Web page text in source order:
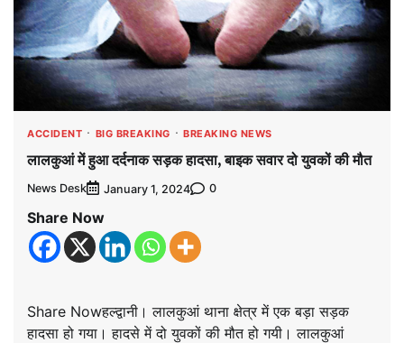
ACCIDENT BIG BREAKING BREAKING NEWS
लालकुआं में हुआ दर्दनाक सड़क हादसा, बाइक सवार दो युवकों की मौत
News Desk January 1, 2024 0
Share Now
Share Nowहल्द्वानी। लालकुआं थाना क्षेत्र में एक बड़ा सड़क
हादसा हो गया। हादसे में दो युवकों की मौत हो गयी। लालकुआं